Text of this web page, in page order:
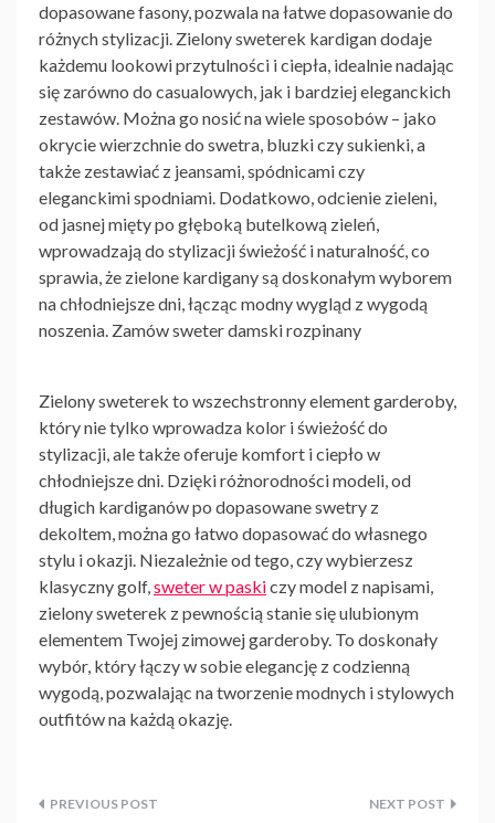
dopasowane fasony, pozwala na łatwe dopasowanie do
różnych stylizacji. Zielony sweterek kardigan dodaje
każdemu lookowi przytulności i ciepła, idealnie nadając
się zarówno do casualowych, jak i bardziej eleganckich
zestawów. Można go nosić na wiele sposobów – jako
okrycie wierzchnie do swetra, bluzki czy sukienki, a
także zestawiać z jeansami, spódnicami czy
eleganckimi spodniami. Dodatkowo, odcienie zieleni,
od jasnej mięty po głęboką butelkową zieleń,
wprowadzają do stylizacji świeżość i naturalność, co
sprawia, że zielone kardigany są doskonałym wyborem
na chłodniejsze dni, łącząc modny wygląd z wygodą
noszenia. Zamów sweter damski rozpinany
Zielony sweterek to wszechstronny element garderoby,
który nie tylko wprowadza kolor i świeżość do
stylizacji, ale także oferuje komfort i ciepło w
chłodniejsze dni. Dzięki różnorodności modeli, od
długich kardiganów po dopasowane swetry z
dekoltem, można go łatwo dopasować do własnego
stylu i okazji. Niezależnie od tego, czy wybierzesz
klasyczny golf,sweter w paskiczy model z napisami,
zielony sweterek z pewnością stanie się ulubionym
elementem Twojej zimowej garderoby. To doskonały
wybór, który łączy w sobie elegancję z codzienną
wygodą, pozwalając na tworzenie modnych i stylowych
outfitów na każdą okazję.